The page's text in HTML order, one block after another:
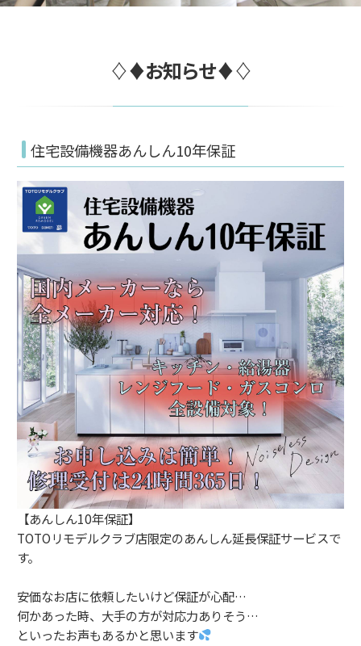
♢♦お知らせ♦♢
住宅設備機器あんしん10年保証
【あんしん10年保証】
TOTOリモデルクラブ店限定のあんしん延長保証サービスで
す。
安価なお店に依頼したいけど保証が心配…
何かあった時、大手の方が対応力ありそう…
といったお声もあるかと思います